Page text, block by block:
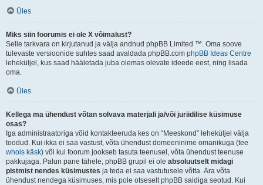
Üles
Miks siin foorumis ei ole X võimalust?
Selle tarkvara on kirjutanud ja välja andnud phpBB Limited ™. Oma soove
tulevaste versioonide suhtes saad avaldada phpBB.com phpBB Ideas Centre
leheküljel, kus saad hääletada juba olemas olevate ideede eest, ning lisada
oma.
Üles
Kellega ma ühendust võtan solvava materjali ja/või juriidilise küsimuse
osas?
Iga administraatoriga võid kontakteeruda kes on “Meeskond” leheküljel välja
toodud. Kui ikka ei saa vastust, võta ühendust domeeninime omanikuga (tee
whois käsk) või kui foorum jookseb tasuta teenusel, võta ühendust teenuse
pakkujaga. Palun pane tähele, phpBB grupil ei ole absoluutselt midagi
pistmist nendes küsimustes ja teda ei saa vastutusele võtta. Ära võta
ühendust nendega küsimuses, mis pole otseselt phpBB saidiga seotud. Kui